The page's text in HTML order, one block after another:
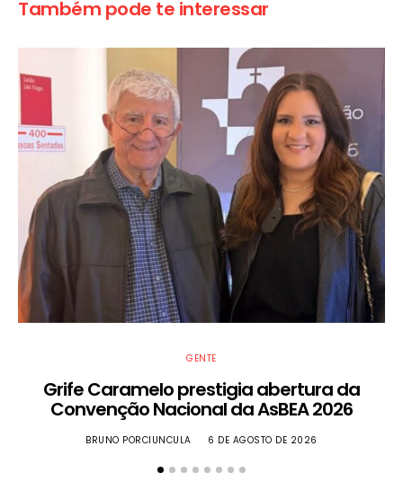
Também pode te interessar
GENTE
Grife Caramelo prestigia abertura da
Convenção Nacional da AsBEA 2026
BRUNO PORCIUNCULA 6 DE AGOSTO DE 2026